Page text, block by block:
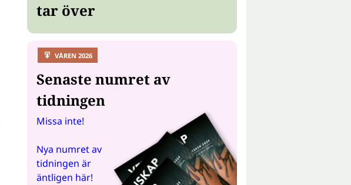
tar över
VÅREN 2026
Senaste numret av
tidningen
Missa inte!
Nya numret av
tidningen är
äntligen här!